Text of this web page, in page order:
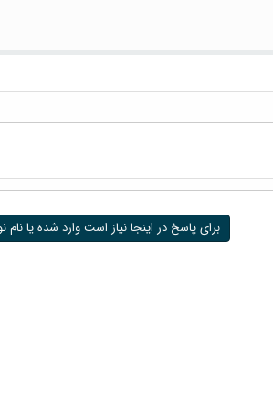
برای پاسخ در اینجا نیاز است وارد شده یا نام